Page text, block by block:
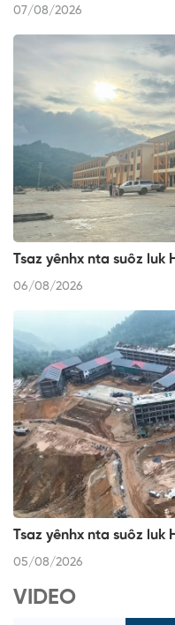
07/08/2026
Tsaz yênhx nta suôz luk
06/08/2026
Tsaz yênhx nta suôz luk
05/08/2026
VIDEO